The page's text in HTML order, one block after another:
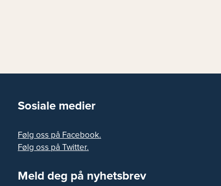
Sosiale medier
Følg oss på Facebook.
Følg oss på Twitter.
Meld deg på nyhetsbrev